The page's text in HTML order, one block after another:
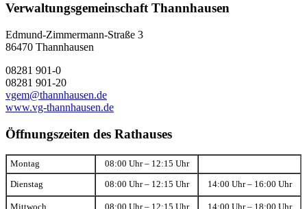
Verwaltungsgemeinschaft Thannhausen
Edmund-Zimmermann-Straße 3
86470 Thannhausen
08281 901-0
08281 901-20
vgem@thannhausen.de
www.vg-thannhausen.de
Öffnungszeiten des Rathauses
Montag 08:00 Uhr – 12:15 Uhr
Dienstag 08:00 Uhr – 12:15 Uhr 14:00 Uhr – 16:00 Uhr